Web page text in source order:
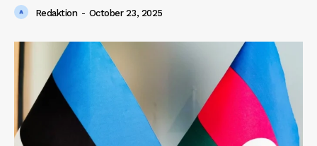
Redaktion - October 23, 2025